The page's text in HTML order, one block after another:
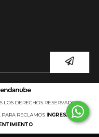
LOS DERECHOS RESERVADOS.
PARA RECLAMOS INGRESÁ ACÁ.